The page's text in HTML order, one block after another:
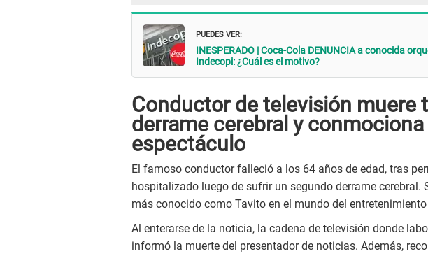
PUEDES VER:
INESPERADO | Coca-Cola DENUNCIA a conocida
Indecopi: ¿Cuál es el motivo?
Conductor de televisión muere
derrame cerebral y conmociona
espectáculo
El famoso conductor falleció a los 64 años de edad, tras
hospitalizado luego de sufrir un segundo derrame cerebral.
más conocido como Tavito en el mundo del
Al enterarse de la noticia, la cadena de televisión donde
informó la muerte del presentador de noticias. Además,